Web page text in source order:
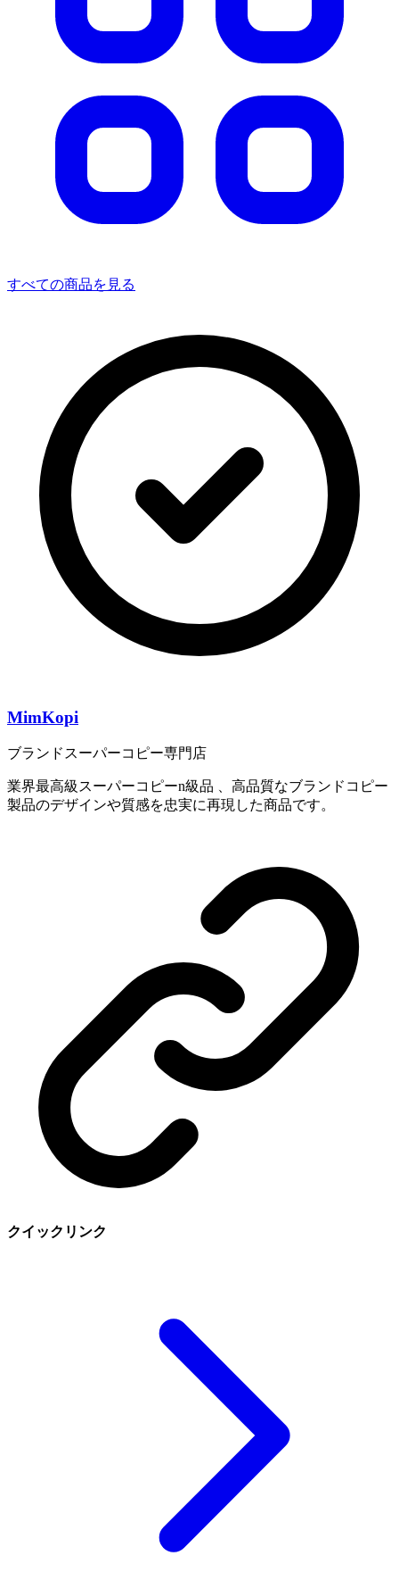
すべての商品を見る
MimKopi
ブランドスーパーコピー専門店
業界最高級スーパーコピーn級品 、高品質なブランドコピー
製品のデザインや質感を忠実に再現した商品です。
クイックリンク